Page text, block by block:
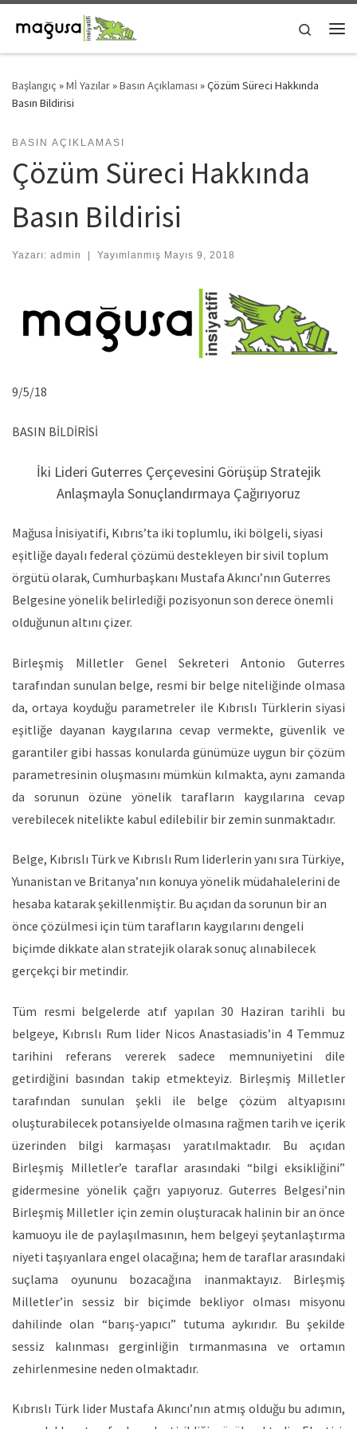
Skip to content
Search
Başlangıç »Mİ Yazılar»Basın Açıklaması »Çözüm Süreci Hakkında
Basın Bildirisi
BASIN AÇIKLAMASI
Çözüm Süreci Hakkında
Basın Bildirisi
Yazarı: admin | Yayımlanmış Mayıs 9, 2018
9/5/18
BASIN BİLDİRİSİ
İki Lideri Guterres Çerçevesini Görüşüp Stratejik
Anlaşmayla Sonuçlandırmaya Çağırıyoruz
Mağusa İnisiyatifi, Kıbrıs’ta iki toplumlu, iki bölgeli, siyasi
eşitliğe dayalı federal çözümü destekleyen bir sivil toplum
örgütü olarak, Cumhurbaşkanı Mustafa Akıncı’nın Guterres
Belgesine yönelik belirlediği pozisyonun son derece önemli
olduğunun altını çizer.
Birleşmiş Milletler Genel Sekreteri Antonio Guterres
tarafından sunulan belge, resmi bir belge niteliğinde olmasa
da, ortaya koyduğu parametreler ile Kıbrıslı Türklerin siyasi
eşitliğe dayanan kaygılarına cevap vermekte, güvenlik ve
garantiler gibi hassas konularda günümüze uygun bir çözüm
parametresinin oluşmasını mümkün kılmakta, aynı zamanda
da sorunun özüne yönelik tarafların kaygılarına cevap
verebilecek nitelikte kabul edilebilir bir zemin sunmaktadır.
Belge, Kıbrıslı Türk ve Kıbrıslı Rum liderlerin yanı sıra Türkiye,
Yunanistan ve Britanya’nın konuya yönelik müdahalelerini de
hesaba katarak şekillenmiştir. Bu açıdan da sorunun bir an
önce çözülmesi için tüm tarafların kaygılarını dengeli
biçimde dikkate alan stratejik olarak sonuç alınabilecek
gerçekçi bir metindir.
Tüm resmi belgelerde atıf yapılan 30 Haziran tarihli bu
belgeye, Kıbrıslı Rum lider Nicos Anastasiadis’in 4 Temmuz
tarihini referans vererek sadece memnuniyetini dile
getirdiğini basından takip etmekteyiz. Birleşmiş Milletler
tarafından sunulan şekli ile belge çözüm altyapısını
oluşturabilecek potansiyelde olmasına rağmen tarih ve içerik
üzerinden bilgi karmaşası yaratılmaktadır. Bu açıdan
Birleşmiş Milletler’e taraflar arasındaki “bilgi eksikliğini”
gidermesine yönelik çağrı yapıyoruz. Guterres Belgesi’nin
Birleşmiş Milletler için zemin oluşturacak halinin bir an önce
kamuoyu ile de paylaşılmasının, hem belgeyi şeytanlaştırma
niyeti taşıyanlara engel olacağına; hem de taraflar arasındaki
suçlama oyununu bozacağına inanmaktayız. Birleşmiş
Milletler’in sessiz bir biçimde bekliyor olması misyonu
dahilinde olan “barış-yapıcı” tutuma aykırıdır. Bu şekilde
sessiz kalınması gerginliğin tırmanmasına ve ortamın
zehirlenmesine neden olmaktadır.
Kıbrıslı Türk lider Mustafa Akıncı’nın atmış olduğu bu adımın,